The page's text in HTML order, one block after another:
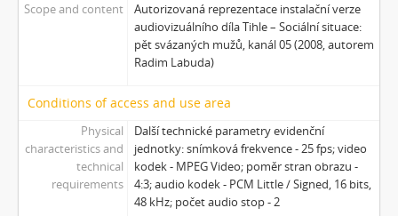
[Subseries] Zkušebna v Argentinské
[Subseries] Hanibalova svatba
[Subseries] Klukovice, Bondy
[Subseries] Psychodrama
[Subseries] Zívrovy Prachovské skály
[Subseries] Cesta
[Subseries] Braunův betlém
[Subseries] Javorovým dolem
Scope and content
Autorizovaná reprezentace instalační verze
audiovizuálního díla Tihle – Sociální situace:
pět svázaných mužů, kanál 05 (2008, autorem
Radim Labuda)
Conditions of access and use area
Physical
characteristics and
technical
requirements
Další technické parametry evidenční
jednotky: snímková frekvence - 25 fps; video
kodek - MPEG Video; poměr stran obrazu -
4:3; audio kodek - PCM Little / Signed, 16 bits,
48 kHz; počet audio stop - 2